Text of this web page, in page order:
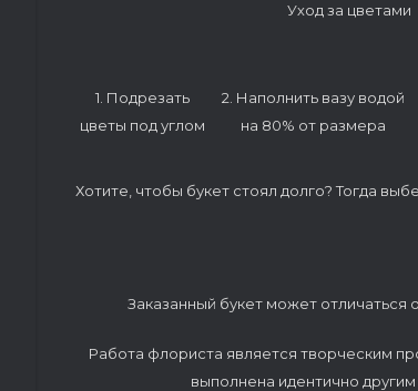
Уход за цветами
1. Подрезать
цветы под углом
2. Наполнить вазу водой
на 80% от размера
Хотите, чтобы букет стоял долго? Тогда
Заказанный букет может отличаться
Работа флориста является творческим
выполнена идентично